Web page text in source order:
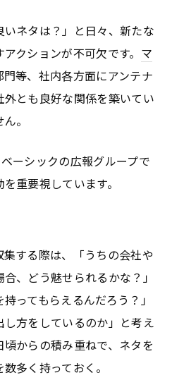
ネタは？」と日々、新たな
クションが不可欠です。 マ
等、社内各方面にアンテナ
とも良好な関係を築いてい
。
ーシックの広報グループで
重要視しています。
する際は、「うちの会社や
、どう魅せられるかな？」
ってもらえるんだろう？」
し方をしているのか」と考え
からの積み重ねで、ネタを
多く持っておく。